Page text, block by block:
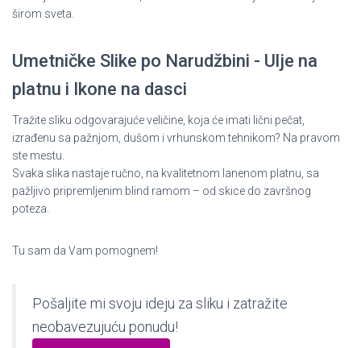
širom sveta.
Umetničke Slike po Narudžbini - Ulje na
platnu i Ikone na dasci
Tražite sliku odgovarajuće veličine, koja će imati lični pečat,
izrađenu sa pažnjom, dušom i vrhunskom tehnikom? Na pravom
ste mestu.
Svaka slika nastaje ručno, na kvalitetnom lanenom platnu, sa
pažljivo pripremljenim blind ramom – od skice do završnog
poteza.
Tu sam da Vam pomognem!
Pošaljite mi svoju ideju za sliku i zatražite
neobavezujuću ponudu!